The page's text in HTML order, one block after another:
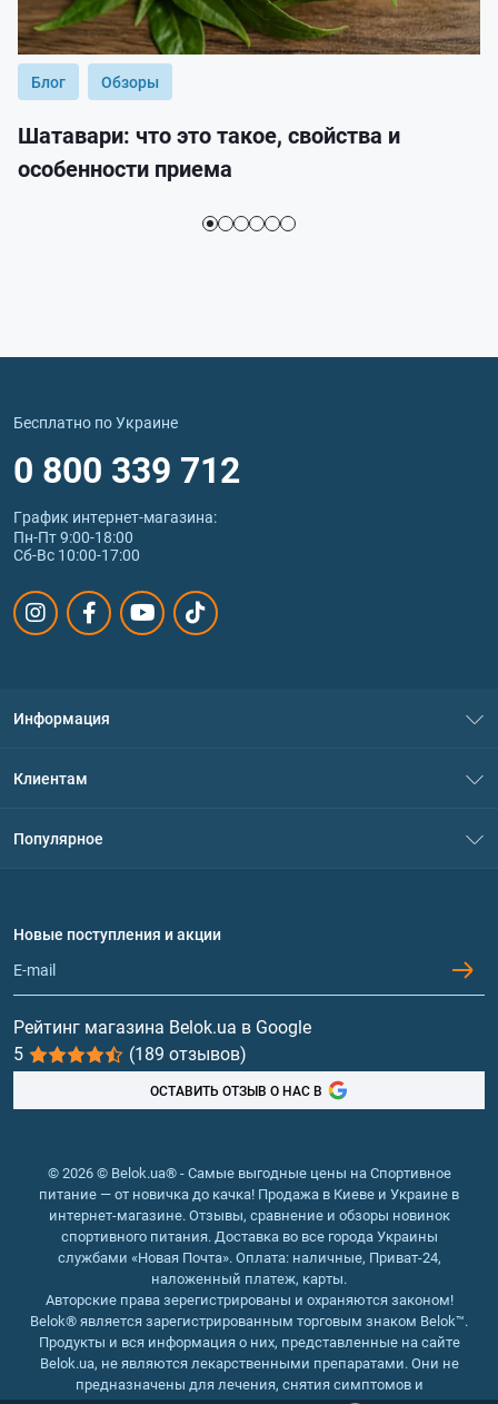
Блог Обзоры
Шатавари: что это такое, свойства и
особенности приема
Бесплатно по Украине
0 800 339 712
График интернет‑магазина:
Пн-Пт 9:00-18:00
Сб-Вс 10:00-17:00
Информация
Политика конфиденциальности
Обмен и возврат
Клиентам
Популярное
Протеин
Гейнеры
Витамины и минералы
Рыбий жир, жирные кислоты
Новые поступления и акции
Рейтинг магазина Belok.ua в Google
5
(189 отзывов)
ОСТАВИТЬ ОТЗЫВ О НАС В
© 2026 © Belok.ua® - Самые выгодные цены на Спортивное
питание — от новичка до качка! Продажа в Киеве и Украине в
интернет-магазине. Отзывы, сравнение и обзоры новинок
спортивного питания. Доставка во все города Украины
службами «Новая Почта». Оплата: наличные, Приват-24,
наложенный платеж, карты.
Авторские права зерегистрированы и охраняются законом!
Belok® является зарегистрированным торговым знаком Belok™.
Продукты и вся информация о них, представленные на сайте
Belok.ua, не являются лекарственными препаратами. Они не
предназначены для лечения, снятия симптомов и